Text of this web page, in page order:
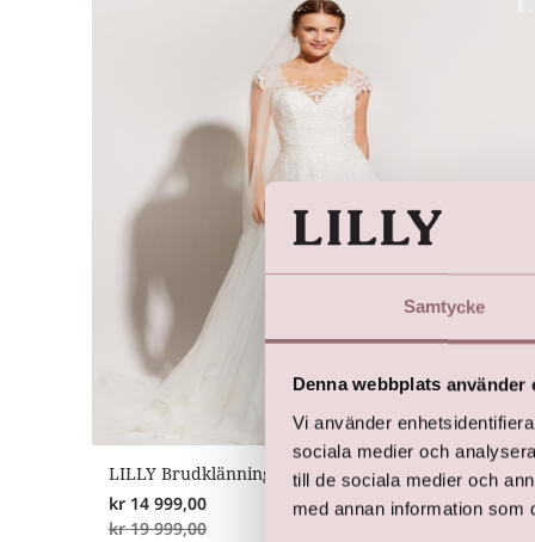
Samtycke
Denna webbplats använder
Vi använder
sociala medier och
till de sociala medier och
med annan information som
LILLY Brudklänning
kr 14 999,00
kr 19 999,00